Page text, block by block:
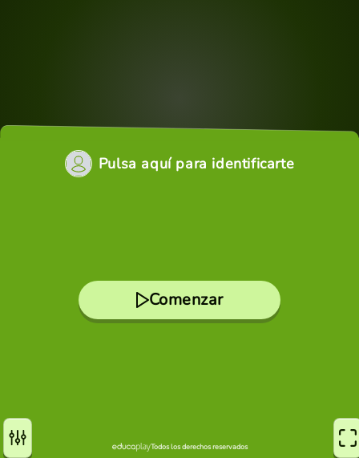
Pulsa aquí para identificarte
Comenzar
Todos los derechos reservados